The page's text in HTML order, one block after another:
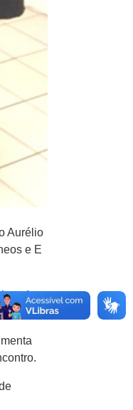
Aurélio
e ​E​
de